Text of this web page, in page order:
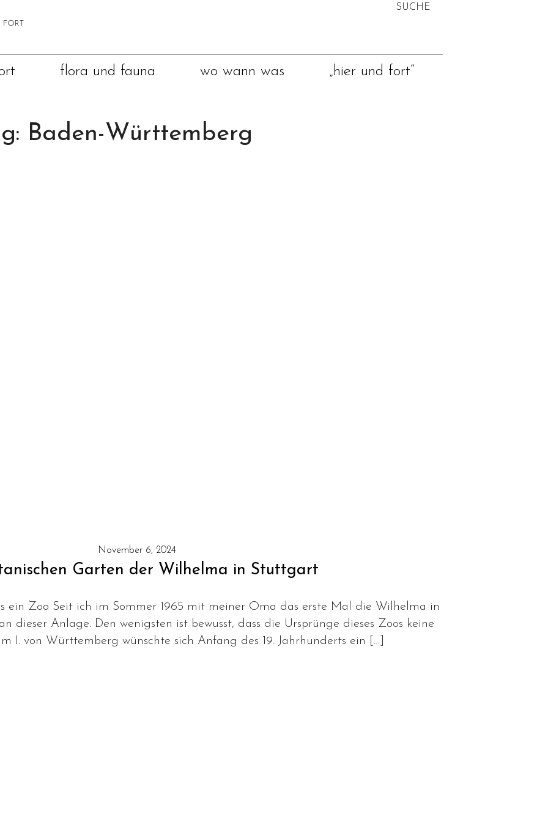
SUCHE
flora und fauna wo wann was „hier und fort“
Baden-Württemberg
November 6, 2024
Garten der Wilhelma in Stuttgart
ein Zoo Seit ich im Sommer 1965 mit meiner Oma das erste Mal die Wilhelma in
dieser Anlage. Den wenigsten ist bewusst, dass die Ursprünge dieses Zoos keine
I. von Württemberg wünschte sich Anfang des 19. Jahrhunderts ein […]